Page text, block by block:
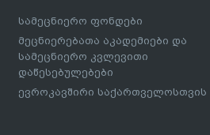
სამეცნიერო ფონდები
მეცნიერებათა აკადემიები და
სამეცნიერო კვლევითი
დაწესებულებები
ევროკავშირი საქართველოსთვის